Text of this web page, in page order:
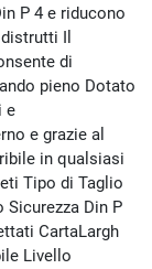
P 4 e riducono
Il
di
pieno Dotato
e
e grazie al
in qualsiasi
Tipo di Taglio
Din P
CartaLargh
Livello